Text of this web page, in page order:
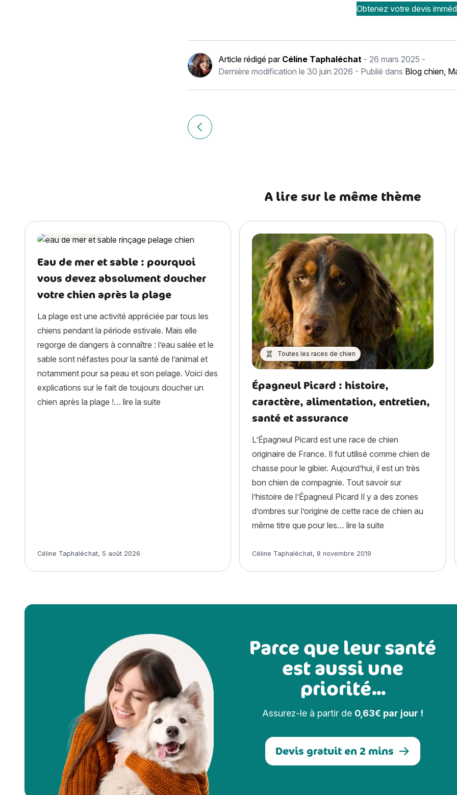
Obtenez votre devis
Article rédigé par Céline Taphaléchat - 26 mars 2025 -
Dernière modification le 30 juin 2026 - Publié dans Blog chien,
Navigation
de
Article précédent La cystite idiopathique chez le chat : causes,
A lire sur le même thème
Eau de mer et sable : pourquoi
vous devez absolument doucher
votre chien après la plage
La plage est une activité appréciée par tous les
chiens pendant la période estivale. Mais elle
regorge de dangers à connaître : l’eau salée et le
sable sont néfastes pour la santé de l’animal et
notamment pour sa peau et son pelage. Voici des
explications sur le fait de toujours doucher un
chien après la plage !… lire la suite « Eau de mer et sable : pourquoi vous devez absolument doucher votre chien
Article rédigé par
Céline Taphaléchat, 5 août 2026
Toutes les races de chien
Épagneul Picard : histoire,
caractère, alimentation, entretien,
santé et assurance
L’Épagneul Picard est une race de chien
originaire de France. Il fut utilisé comme chien de
chasse pour le gibier. Aujourd’hui, il est un très
bon chien de compagnie. Tout savoir sur
l’histoire de l’Épagneul Picard Il y a des zones
d’ombres sur l’origine de cette race de chien au
même titre que pour les…lire la suite « Épagneul
Article rédigé par
Céline Taphaléchat, 8 novembre 2019
Parce que leur santé
est aussi une
priorité...
Assurez-le à partir de 0,63€ par jour !
Devis gratuit en 2 mins